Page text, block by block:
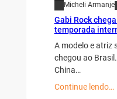
Micheli Armanje
Gabi Rock
temporada
A modelo e atriz
chegou ao
China…
Continue lendo…